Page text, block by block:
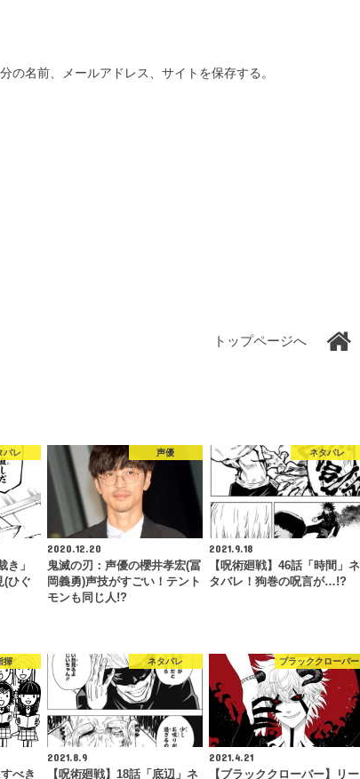
の名前、メールアドレス、サイトを保存する。
トップページへ
バレ
き」
(ひぐ
声優
2020.12.20
鬼滅の刃：声優の櫻井孝宏(冨
岡義勇)声技がすごい！テント
モンも同じ人!?
ネタバレ
2021.9.18
【呪術廻戦】46話「時間」ネ
タバレ！狗巻の呪言が…!?
揮
べき
ネタバレ
2021.8.9
【呪術廻戦】18話「底辺」ネ
ブラッククローバー
2021.4.21
【ブラッククローバー】リー